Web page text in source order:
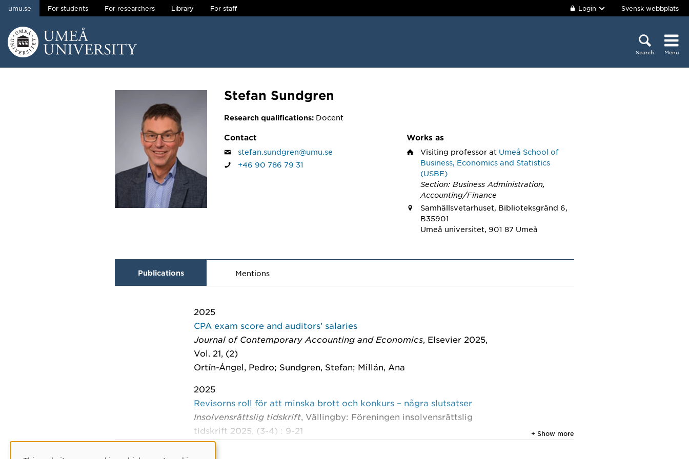
Skip to content
umu.se For students For researchers Library For staff Login Svensk webbplats
Search Menu
Stefan Sundgren
Research qualifications: Docent
Contact
stefan.sundgren@umu.se
+46 90 786 79 31
Works as
Visiting professor at Umeå School of
Business, Economics and Statistics
(USBE)
Section: Business Administration,
Accounting/Finance
Samhällsvetarhuset, Biblioteksgränd 6,
B35901
Umeå universitet, 901 87 Umeå
Publications Mentions
2025
CPA exam score and auditors’ salaries
Journal of Contemporary Accounting and Economics, Elsevier 2025,
Vol. 21, (2)
Ortín-Ángel, Pedro; Sundgren, Stefan; Millán, Ana
2025
Revisorns roll för att minska brott och konkurs – några slutsatser
Insolvensrättslig tidskrift, Vällingby: Föreningen insolvensrättslig
tidskrift 2025, (3-4) : 9-21
Sundgren, Stefan; Stålnacke, Oscar; Frii, Peter; et al.
+ Show more